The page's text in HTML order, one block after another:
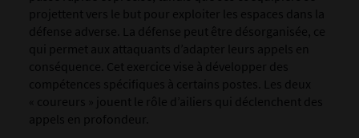
projettent vers le but pour exploiter les espaces dans la
défense adverse. La défense peut être désorganisée, ce
qui permet aux attaquants d’adapter leurs appels en
conséquence. Cet exercice vise à développer des
compétences spécifiques à certains postes. Les deux
« coureurs » jouent le rôle d’ailiers qui déclenchent des
appels en profondeur.